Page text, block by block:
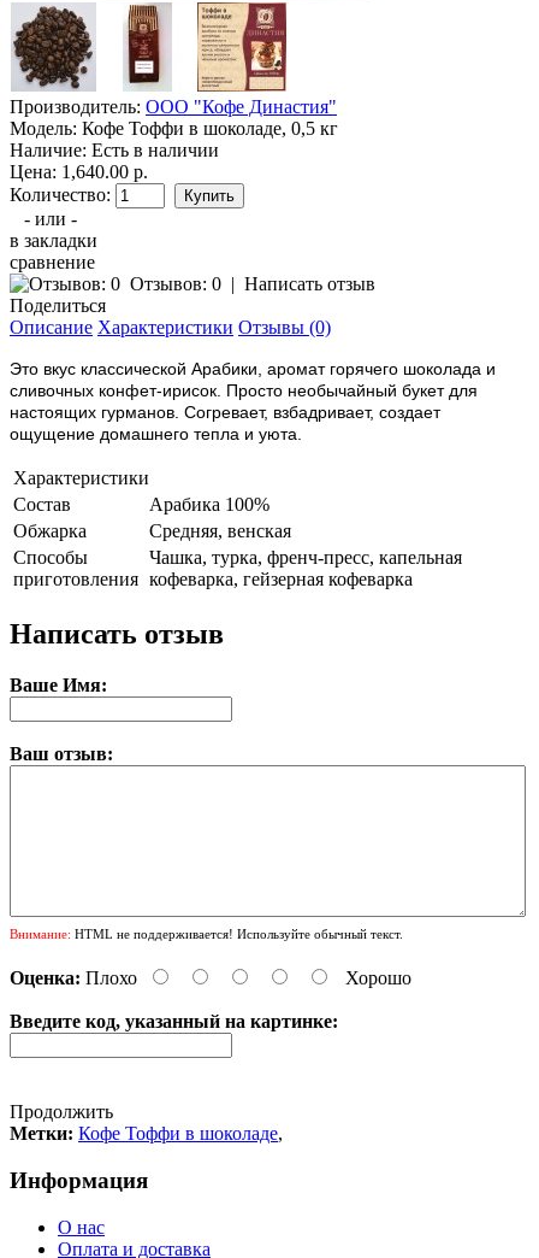
Производитель: ООО "Кофе Династия"
Модель: Кофе Тоффи в шоколаде, 0,5 кг
Наличие: Есть в наличии
Цена: 1,640.00 р.
Количество:
- или -
в закладки
сравнение
Отзывов: 0 | Написать отзыв
Поделиться
Описание Характеристики Отзывы (0)
Это вкус классической Арабики, аромат горячего шоколада и
сливочных конфет-ирисок. Просто необычайный букет для
настоящих гурманов. Согревает, взбадривает, создает
ощущение домашнего тепла и уюта.
Характеристики
Состав
Арабика 100%
Обжарка
Средняя, венская
Способы
приготовления
Чашка, турка, френч-пресс, капельная
кофеварка, гейзерная кофеварка
Написать отзыв
Ваше Имя:
Ваш отзыв:
Внимание: HTML не поддерживается! Используйте обычный текст.
Оценка: Плохо Хорошо
Введите код, указанный на картинке:
Продолжить
Метки: Кофе Тоффи в шоколаде,
Информация
О нас
Оплата и доставка